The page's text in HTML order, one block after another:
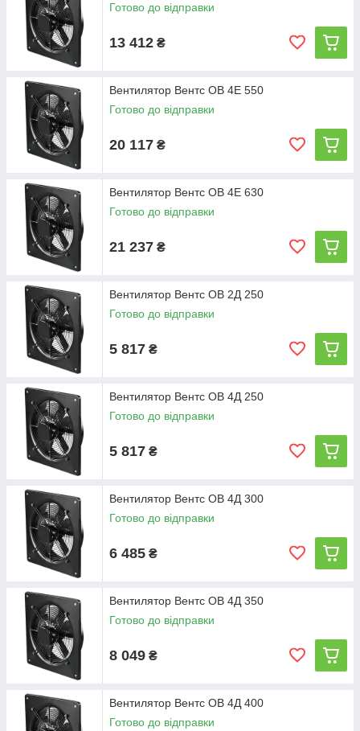
Готово до відправки
13 412 ₴
Вентилятор Вентс ОВ 4Е 550
Готово до відправки
20 117 ₴
Вентилятор Вентс ОВ 4Е 630
Готово до відправки
21 237 ₴
Вентилятор Вентс ОВ 2Д 250
Готово до відправки
5 817 ₴
Вентилятор Вентс ОВ 4Д 250
Готово до відправки
5 817 ₴
Вентилятор Вентс ОВ 4Д 300
Готово до відправки
6 485 ₴
Вентилятор Вентс ОВ 4Д 350
Готово до відправки
8 049 ₴
Вентилятор Вентс ОВ 4Д 400
Готово до відправки